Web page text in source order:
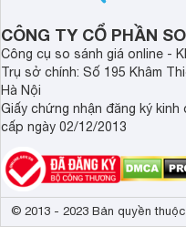
CÔNG TY CỔ PHẦN
Công cụ so sánh giá online -
Trụ sở chính: Số 195 Khâm
Hà Nội
Giấy chứng nhận đăng ký kinh
cấp ngày 02/12/2013
© 2013 - 2023 Bản quyền